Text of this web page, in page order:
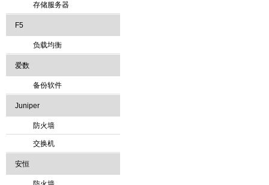
存储服务器
F5
负载均衡
爱数
备份软件
Juniper
防火墙
交换机
安恒